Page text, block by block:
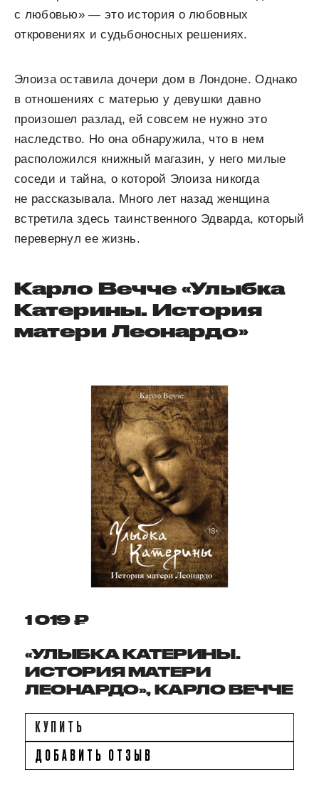
с любовью» — это история о любовных
откровениях и судьбоносных решениях.
Элоиза оставила дочери дом в Лондоне. Однако
в отношениях с матерью у девушки давно
произошел разлад, ей совсем не нужно это
наследство. Но она обнаружила, что в нем
расположился книжный магазин, у него милые
соседи и тайна, о которой Элоиза никогда
не рассказывала. Много лет назад женщина
встретила здесь таинственного Эдварда, который
перевернул ее жизнь.
Карло Вечче «Улыбка
Катерины. История
матери Леонардо»
1 019 ₽
«УЛЫБКА КАТЕРИНЫ.
ИСТОРИЯ МАТЕРИ
ЛЕОНАРДО», КАРЛО ВЕЧЧЕ
КУПИТЬ
ДОБАВИТЬ ОТЗЫВ